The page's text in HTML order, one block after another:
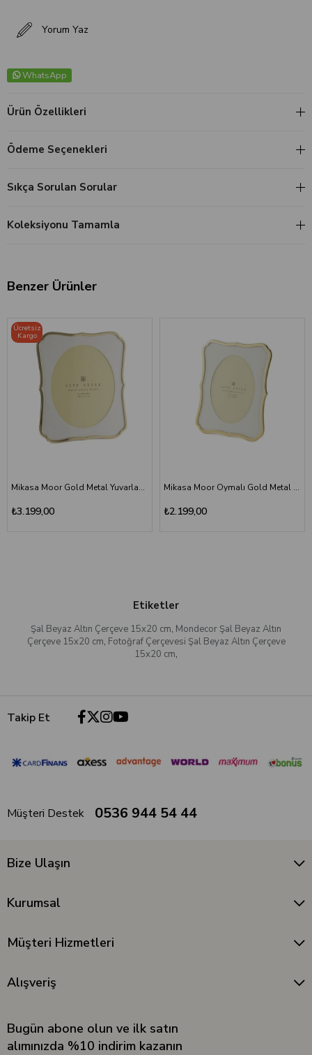
Yorum Yaz
WhatsApp
Ürün Özellikleri
Ödeme Seçenekleri
Sıkça Sorulan Sorular
Koleksiyonu Tamamla
Benzer Ürünler
Mikasa Moor Gold Metal Yuvarlak Kesimli Çerçeve 20x25 cm - Ornate Luxury Photo Frame
₺3.199,00
Ücretsiz
Kargo
Mikasa Moor Oymalı Gold Metal Çerçeve 13x18cm - Oval İç Kesimli Fotoğraf Çerçevesi
₺2.199,00
Etiketler
Şal Beyaz Altın Çerçeve 15x20 cm, Mondecor Şal Beyaz Altın
Çerçeve 15x20 cm, Fotoğraf Çerçevesi Şal Beyaz Altın Çerçeve
15x20 cm,
Takip Et
Müşteri Destek 0536 944 54 44
Bize Ulaşın
Kurumsal
Müşteri Hizmetleri
Alışveriş
Bugün abone olun ve ilk satın
alımınızda %10 indirim kazanın